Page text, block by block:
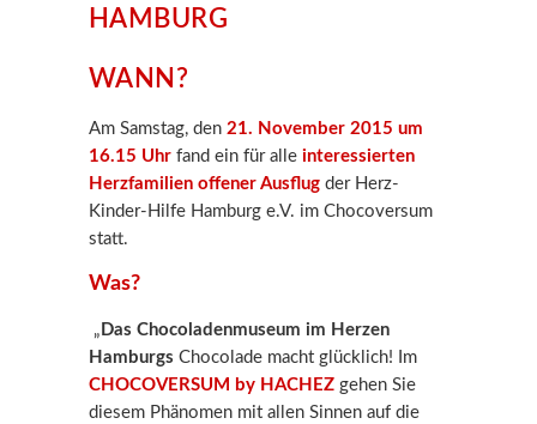
HAMBURG
WANN?
Am Samstag, den 21. November 2015 um
16.15 Uhr fand ein für alle interessierten
Herzfamilien offener Ausflug der Herz-
Kinder-Hilfe Hamburg e.V. im Chocoversum
statt.
Was?
„ Das Chocoladenmuseum im Herzen
Hamburgs Chocolade macht glücklich! Im
CHOCOVERSUM by HACHEZ gehen Sie
diesem Phänomen mit allen Sinnen auf die